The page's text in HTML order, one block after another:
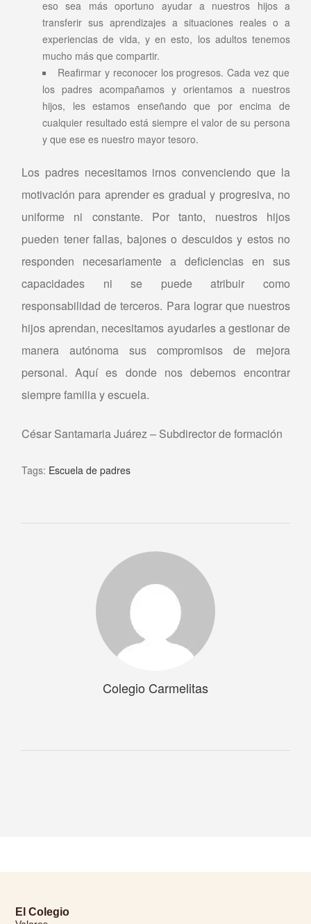
eso sea más oportuno ayudar a nuestros hijos a
transferir sus aprendizajes a situaciones reales o a
experiencias de vida, y en esto, los adultos tenemos
mucho más que compartir.
Reafirmar y reconocer los progresos. Cada vez que
los padres acompañamos y orientamos a nuestros
hijos, les estamos enseñando que por encima de
cualquier resultado está siempre el valor de su persona
y que ese es nuestro mayor tesoro.
Los padres necesitamos irnos convenciendo que la
motivación para aprender es gradual y progresiva, no
uniforme ni constante. Por tanto, nuestros hijos
pueden tener fallas, bajones o descuidos y estos no
responden necesariamente a deficiencias en sus
capacidades ni se puede atribuir como
responsabilidad de terceros. Para lograr que nuestros
hijos aprendan, necesitamos ayudarles a gestionar de
manera autónoma sus compromisos de mejora
personal. Aquí es donde nos debemos encontrar
siempre familia y escuela.
César Santamaria Juárez – Subdirector de formación
Tags: Escuela de padres
Colegio Carmelitas
El Colegio